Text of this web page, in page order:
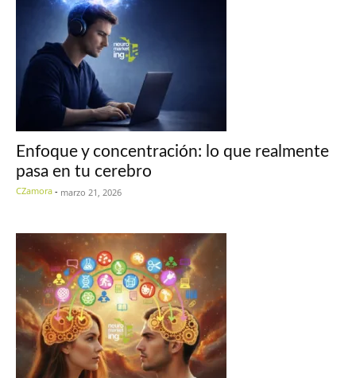
Enfoque y concentración: lo que realmente
pasa en tu cerebro
CZamora - marzo 21, 2026